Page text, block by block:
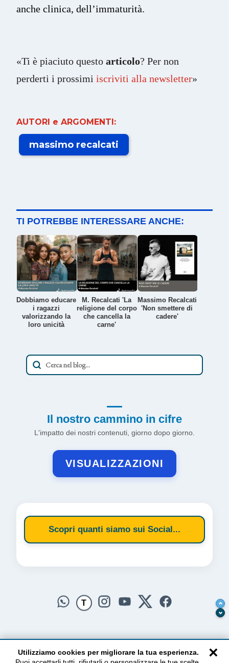
anche clinica, dell’immaturità.
«Ti è piaciuto questo articolo? Per non
perderti i prossimi iscriviti alla newsletter»
AUTORI e ARGOMENTI:
massimo recalcati
TI POTREBBE INTERESSARE ANCHE:
Dobbiamo educare
i ragazzi
valorizzando la
loro unicità
M. Recalcati 'La
religione del corpo
che cancella la
carne'
Massimo Recalcati
'Non smettere di
cadere'
Il nostro cammino in cifre
L'impatto dei nostri contenuti, giorno dopo giorno.
VISUALIZZAZIONI
Scopri quanti siamo sui Social...
T
×
Utilizziamo cookies per migliorare la tua esperienza.